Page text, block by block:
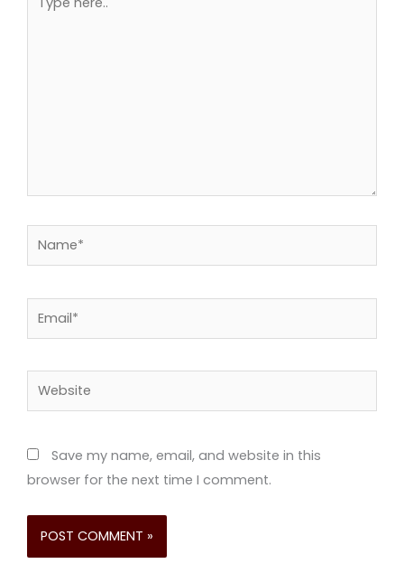
here..
Name*
Website
Save my name, email, and website in this
browser for the next time I comment.